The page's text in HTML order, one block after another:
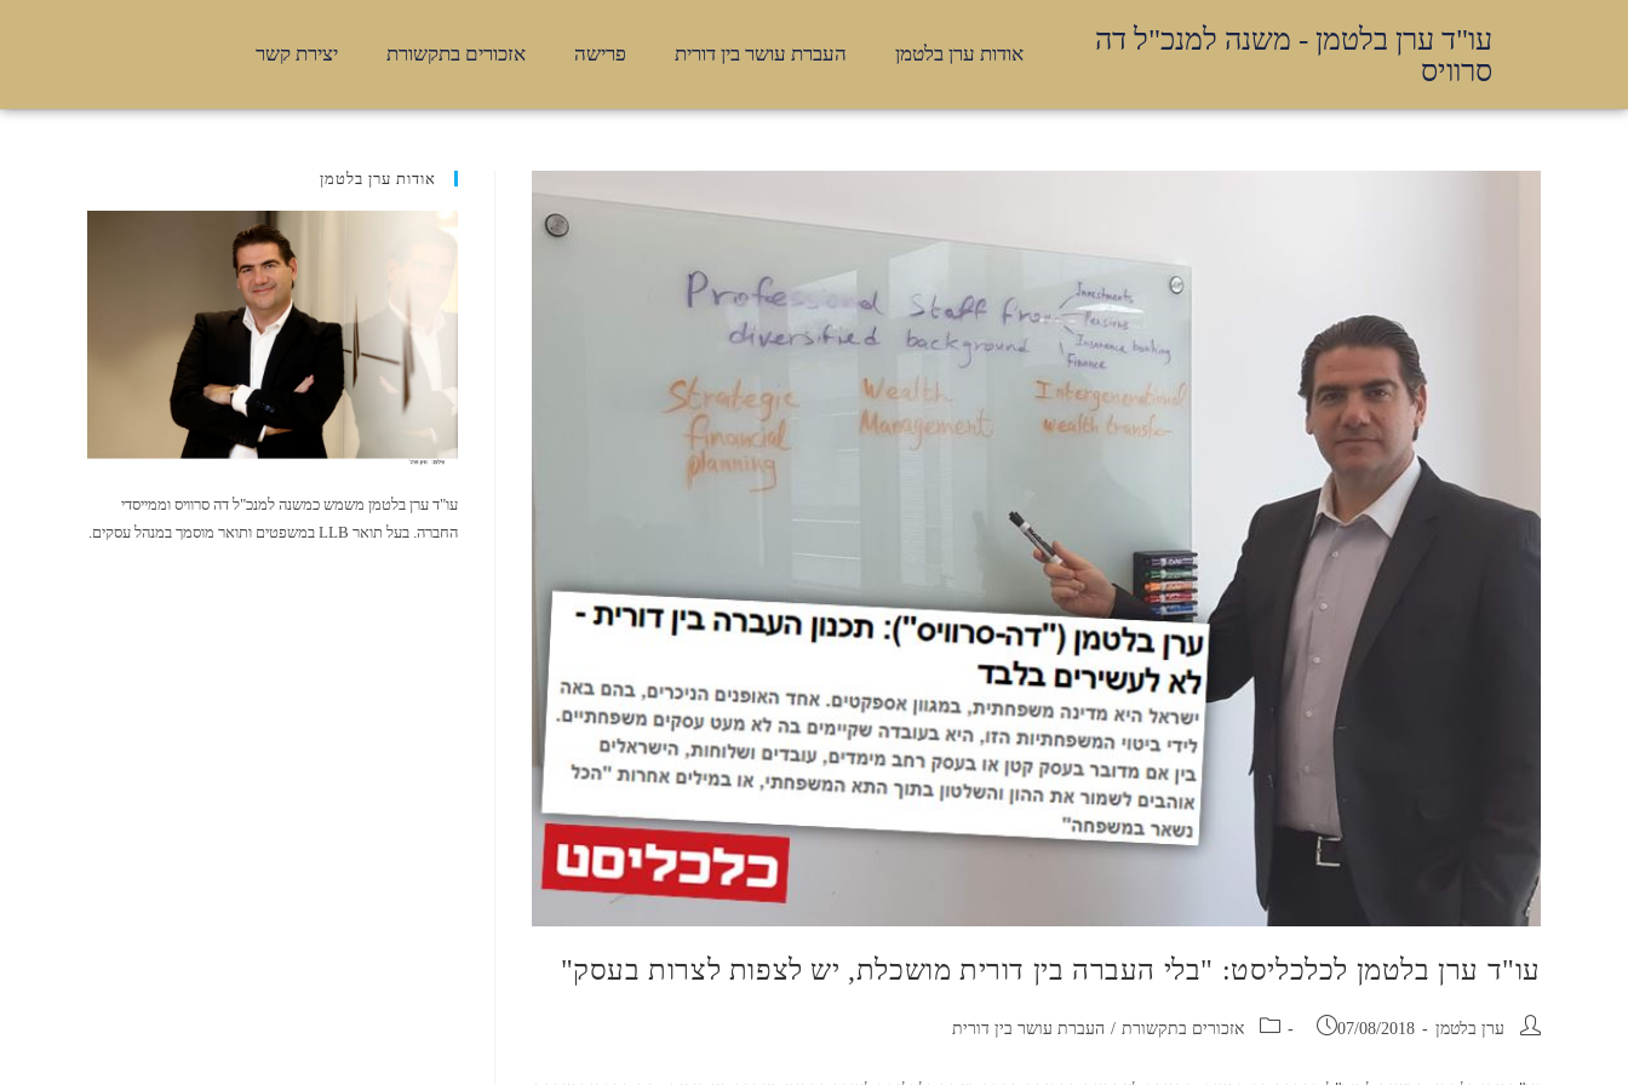
עו"ד ערן בלטמן - משנה למנכ"ל דה
סרוויס
אודות ערן בלטמן העברת עושר בין דורית פרישה אזכורים בתקשורת יצירת קשר
עו"ד ערן בלטמן לכלכליסט: "בלי העברה בין דורית מושכלת, יש לצפות לצרות בעסק"
ערן בלטמן 07/08/2018 אזכורים בתקשורת / העברת עושר בין דורית
אודות ערן בלטמן
עו"ד ערן בלטמן משמש כמשנה למנכ"ל דה סרוויס וממייסדי
החברה. בעל תואר LLB במשפטים ותואר מוסמך במנהל עסקים.